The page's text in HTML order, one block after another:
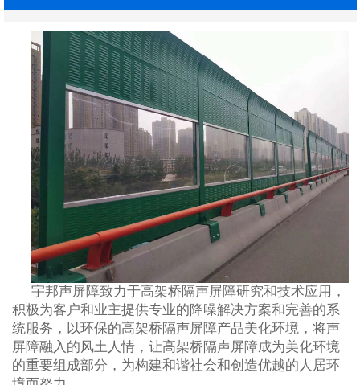
宇邦声屏障致力于高架桥隔声屏障研究和技术应用，
积极为客户和业主提供专业的降噪解决方案和完善的系
统服务，以环保的高架桥隔声屏障产品美化环境，将声
屏障融入的风土人情，让高架桥隔声屏障成为美化环境
的重要组成部分，为构建和谐社会和创造优越的人居环